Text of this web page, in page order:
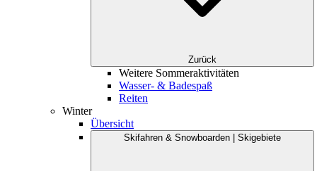
Zurück
Weitere Sommeraktivitäten
Wasser- & Badespaß
Reiten
Winter
Übersicht
Skifahren & Snowboarden | Skigebiete